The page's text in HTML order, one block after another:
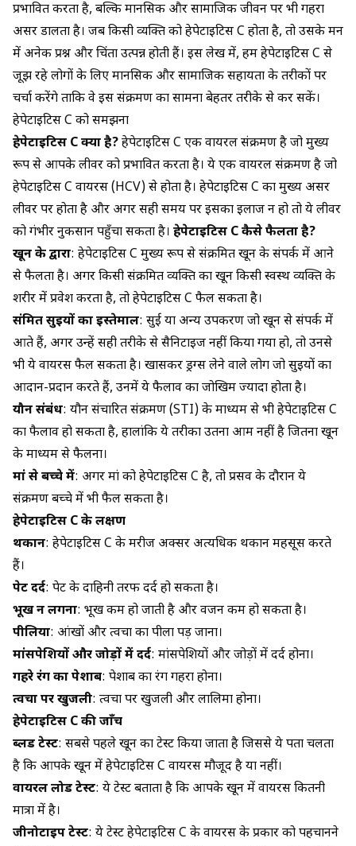
प्रभावित करता है, बल्कि मानसिक और सामाजिक जीवन पर भी गहरा
असर डालता है। जब किसी व्यक्ति को हेपेटाइटिस C होता है, तो उसके मन
में अनेक प्रश्न और चिंता उत्पन्न होती हैं। इस लेख में, हम हेपेटाइटिस C से
जूझ रहे लोगों के लिए मानसिक और सामाजिक सहायता के तरीकों पर
चर्चा करेंगे ताकि वे इस संक्रमण का सामना बेहतर तरीके से कर सकें।
हेपेटाइटिस C को समझना
हेपेटाइटिस C क्या है?हेपेटाइटिस C एक वायरल संक्रमण है जो मुख्य
रूप से आपके लीवर को प्रभावित करता है। ये एक वायरल संक्रमण है जो
हेपेटाइटिस C वायरस (HCV) से होता है। हेपेटाइटिस C का मुख्य असर
लीवर पर होता है और अगर सही समय पर इसका इलाज न हो तो ये लीवर
को गंभीर नुकसान पहुँचा सकता है। हेपेटाइटिस C कैसे फैलता है?
खून के द्वारा: हेपेटाइटिस C मुख्य रूप से संक्रमित खून के संपर्क में आने
से फैलता है। अगर किसी संक्रमित व्यक्ति का खून किसी स्वस्थ व्यक्ति के
शरीर में प्रवेश करता है, तो हेपेटाइटिस C फैल सकता है।
संक्रमित सुइयों का इस्तेमाल: सुई या अन्य उपकरण जो खून से संपर्क में
आते हैं, अगर उन्हें सही तरीके से सैनिटाइज नहीं किया गया हो, तो उनसे
भी ये वायरस फैल सकता है। खासकर ड्रग्स लेने वाले लोग जो सुइयों का
आदान-प्रदान करते हैं, उनमें ये फैलाव का जोखिम ज्यादा होता है।
यौन संबंध: यौन संचारित संक्रमण (STI)के माध्यम से भी हेपेटाइटिस C
का फैलाव हो सकता है, हालांकि ये तरीका उतना आम नहीं है जितना खून
के माध्यम से फैलना।
मां से बच्चे में: अगर मां को हेपेटाइटिस C है, तो प्रसव के दौरान ये
संक्रमण बच्चे में भी फैल सकता है।
हेपेटाइटिस C के लक्षण
थकान: हेपेटाइटिस C के मरीज अक्सर अत्यधिक थकान महसूस करते
हैं।
पेट दर्द: पेट के दाहिनी तरफ दर्द हो सकता है।
भूख न लगना: भूख कम हो जाती है और वजन कम हो सकता है।
पीलिया: आंखों और त्वचा का पीला पड़ जाना।
मांसपेशियों और जोड़ों में दर्द: मांसपेशियों और जोड़ों में दर्द होना।
गहरे रंग का पेशाब: पेशाब का रंग गहरा होना।
त्वचा पर खुजली: त्वचा पर खुजली और लालिमा होना।
हेपेटाइटिस C की जाँच
ब्लड टेस्ट: सबसे पहले खून का टेस्ट किया जाता है जिससे ये पता चलता
है कि आपके खून में हेपेटाइटिस C वायरस मौजूद है या नहीं।
वायरल लोड टेस्ट: ये टेस्ट बताता है कि आपके खून में वायरस कितनी
मात्रा में है।
जीनोटाइप टेस्ट: ये टेस्ट हेपेटाइटिस C के वायरस के प्रकार को पहचानने